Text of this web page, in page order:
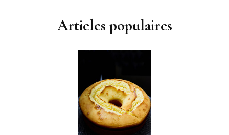
Articles populaires